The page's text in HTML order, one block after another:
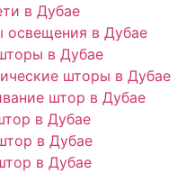
в Дубае
в Дубае
в Дубае
шторы в Дубае
штор в Дубае
в Дубае
в Дубае
в Дубае